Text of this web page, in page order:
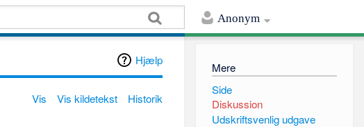
Anonym
Hjælp
Vis Vis kildetekst Historik
Mere
Side
Diskussion
Udskriftsvenlig udgave